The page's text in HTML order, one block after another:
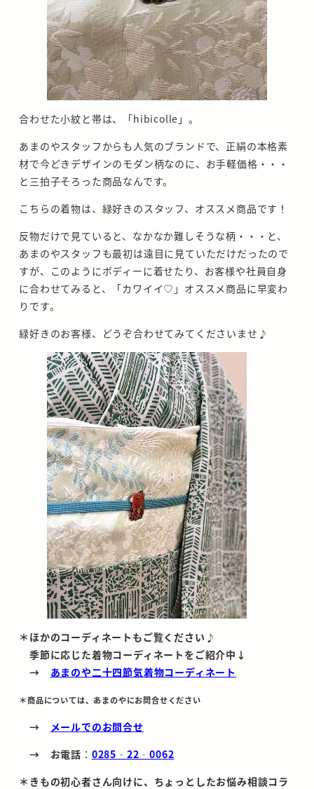
合わせた小紋と帯は、「hibicolle」。
あまのやスタッフからも人気のブランドで、正絹の本格素
材で今どきデザインのモダン柄なのに、お手軽価格・・・
と三拍子そろった商品なんです。
こちらの着物は、緑好きのスタッフ、オススメ商品です！
反物だけで見ていると、なかなか難しそうな柄・・・と、
あまのやスタッフも最初は遠目に見ていただけだったので
すが、このようにボディーに着せたり、お客様や社員自身
に合わせてみると、「カワイイ♡」オススメ商品に早変わ
りです。
緑好きのお客様、どうぞ合わせてみてくださいませ♪
＊ほかのコーディネートもご覧ください♪
季節に応じた着物コーディネートをご紹介中↓
→ あまのや二十四節気着物コーディネート
＊商品については、あまのやにお問合せください
→ メールでのお問合せ
→ お電話 ： 0285‐22‐0062
＊きもの初心者さん向けに、ちょっとしたお悩み相談コラ